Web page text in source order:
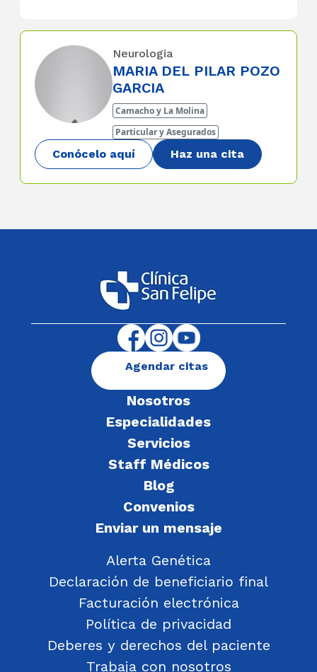
Neurologia
MARIA DEL PILAR POZO
GARCIA
Camacho y La Molina
Particular y Asegurados
Conócelo aquí Haz una cita
Nosotros
Especialidades
Servicios
Staff Médicos
Blog
Convenios
Enviar un mensaje
Alerta Genética
Declaración de beneficiario final
Facturación electrónica
Política de privacidad
Deberes y derechos del paciente
Trabaja con nosotros
Agendar citas